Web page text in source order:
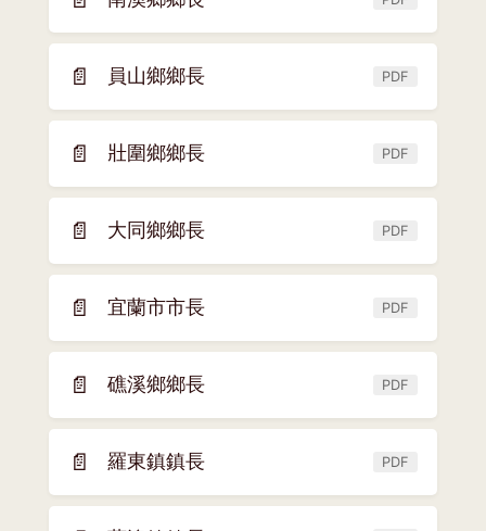
視
窗)
(另
開
新
視
窗)
📄 員山鄉鄉長 PDF
(另
開
新
視
窗)
📄 壯圍鄉鄉長 PDF
(另
開
新
視
窗)
📄 大同鄉鄉長 PDF
(另
開
新
視
窗)
📄 宜蘭市市長 PDF
(另
開
新
視
窗)
📄 礁溪鄉鄉長 PDF
(另
開
新
視
窗)
📄 羅東鎮鎮長 PDF
(另
開
新